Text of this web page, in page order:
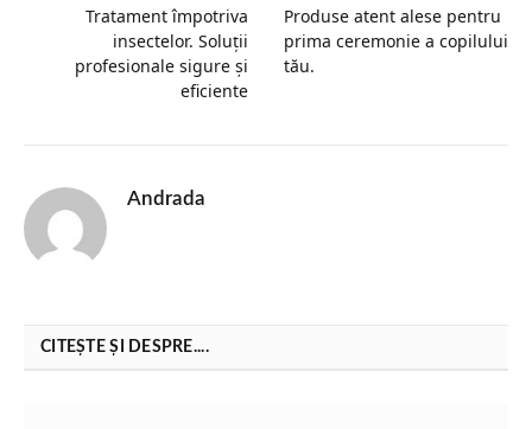
Tratament împotriva
insectelor. Soluții
profesionale sigure și
eficiente
Produse atent alese pentru
prima ceremonie a copilului
tău.
Andrada
CITEȘTE ȘI DESPRE....